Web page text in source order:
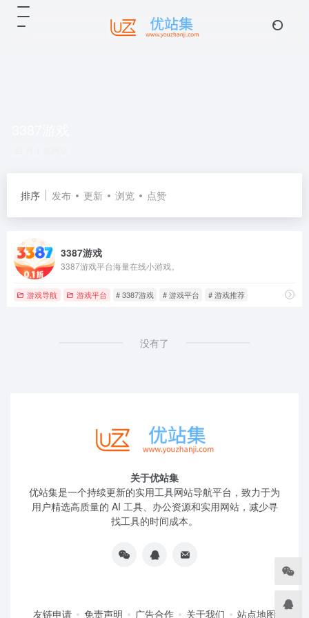
排序 发布 更新 浏览 点赞
3387游戏
3387游戏平台海量在线小游戏。
游戏导航 游戏平台 # 3387游戏 # 游戏平台 # 游戏推荐
没有了
关于优站集
优站集是一个持续更新的实用工具网站导航平台，致力于为
用户精选高质量的 AI 工具、办公资源和实用网站，减少寻
找工具的时间成本。
友链申请 免责声明 广告合作 关于我们 站点地图